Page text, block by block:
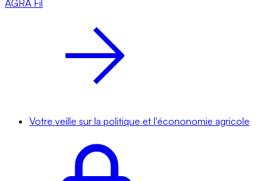
AGRA Fil
Votre veille sur la politique et l'écononomie agricole